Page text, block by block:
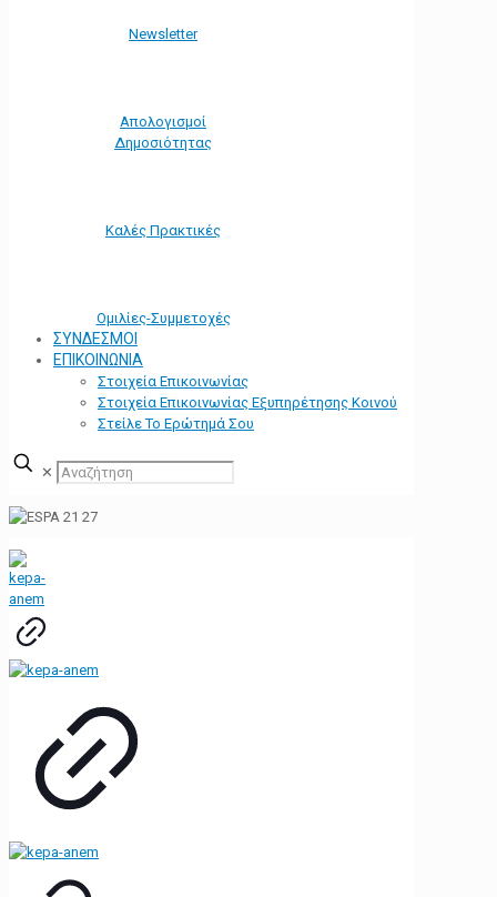
Νewsletter
Απολογισμοί
Δημοσιότητας
Καλές Πρακτικές
Ομιλίες-Συμμετοχές
ΣΥΝΔΕΣΜΟΙ
ΕΠΙΚΟΙΝΩΝΙΑ
Στοιχεία Επικοινωνίας
Στοιχεία Επικοινωνίας Εξυπηρέτησης Κοινού
Στείλε Το Ερώτημά Σου
✕